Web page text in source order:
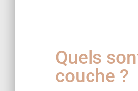
Quels
couche ?